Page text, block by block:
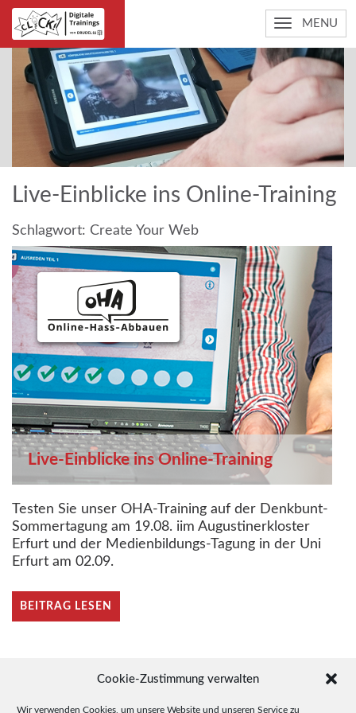
Cookie-Zustimmung verwalten
Wir verwenden Cookies, um unsere Website und unseren Service zu
MENU
Live-Einblicke ins Online-Training
Schlagwort: Create Your Web
Live-Einblicke ins Online-Training
Testen Sie unser OHA-Training auf der Denkbunt-
Sommertagung am 19.08. iim Augustinerkloster
Erfurt und der Medienbildungs-Tagung in der Uni
Erfurt am 02.09.
BEITRAG LESEN